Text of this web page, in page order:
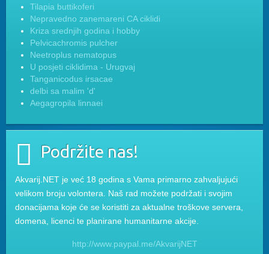
Tilapia buttikoferi
Nepravedno zanemareni CA ciklidi
Kriza srednjih godina i hobby
Pelvicachromis pulcher
Neetroplus nematopus
U posjeti ciklidima - Urugvaj
Tanganicodus irsacae
delbi sa malim 'd'
Aegagropila linnaei
Podržite nas!
Akvarij.NET je već 18 godina s Vama primarno zahvaljujući
velikom broju volontera. Naš rad možete podržati i svojim
donacijama koje će se koristiti za aktualne troškove servera,
domena, licenci te planirane humanitarne akcije.
http://www.paypal.me/AkvarijNET